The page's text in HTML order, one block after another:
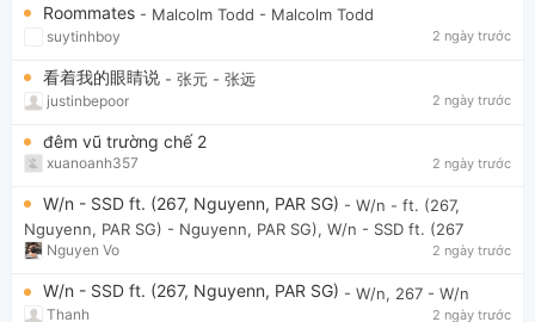
Roommates - Malcolm Todd - Malcolm Todd
suytinhboy 2 ngày trước
看着我的眼睛说 - 张元 - 张远
justinbepoor 2 ngày trước
đêm vũ trường chế 2
xuanoanh357 2 ngày trước
W/n - SSD ft. (267, Nguyenn, PAR SG) - W/n - ft. (267,
Nguyenn, PAR SG) - Nguyenn, PAR SG), W/n - SSD ft. (267
Nguyen Vo 2 ngày trước
W/n - SSD ft. (267, Nguyenn, PAR SG) - W/n, 267 - W/n
Thanh 2 ngày trước